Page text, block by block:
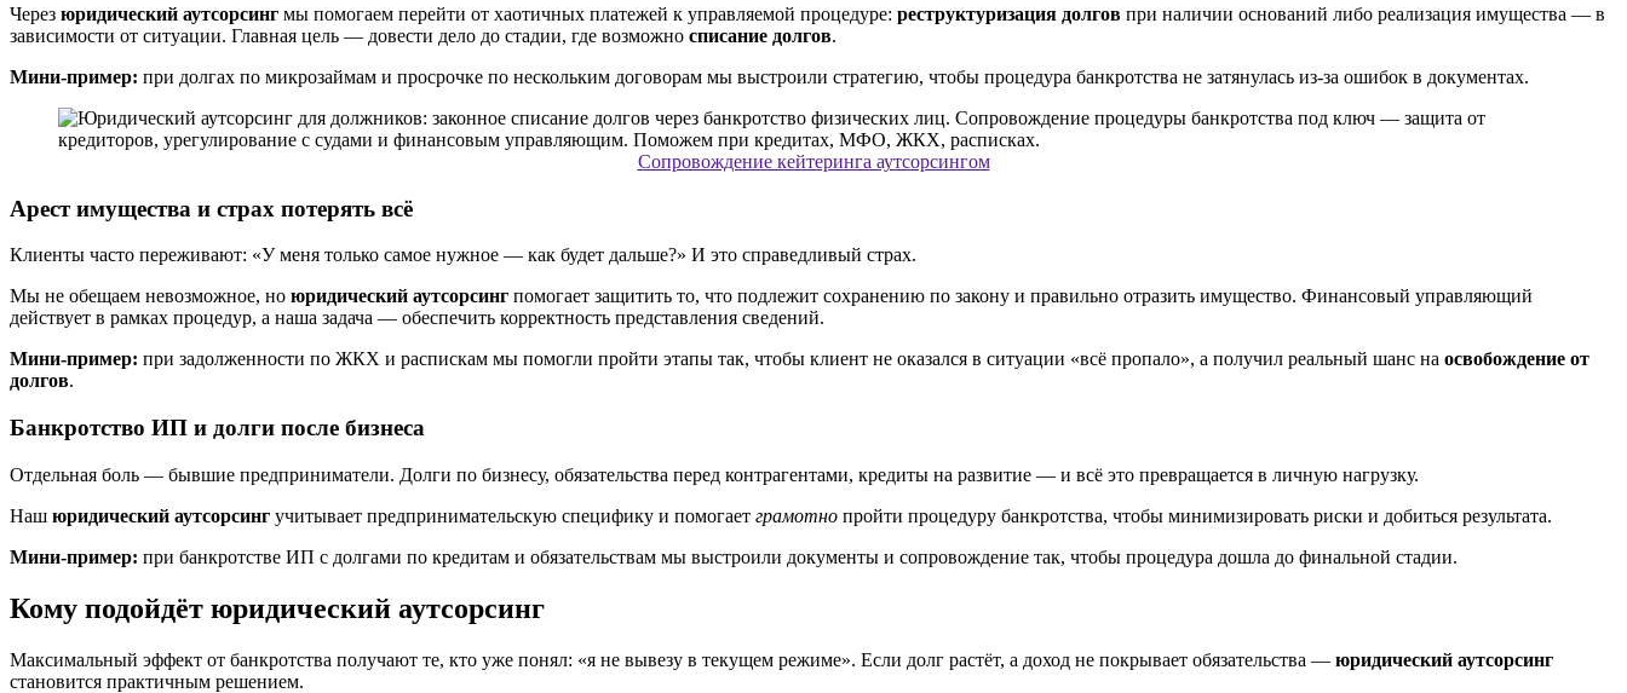
Через юридический аутсорсинг мы помогаем перейти от хаотичных платежей к управляемой процедуре: реструктуризация долгов при наличии оснований либо реализация имущества — в
зависимости от ситуации. Главная цель — довести дело до стадии, где возможно списание долгов.
Мини‑пример: при долгах по микрозаймам и просрочке по нескольким договорам мы выстроили стратегию, чтобы процедура банкротства не затянулась из‑за ошибок в документах.
Сопровождение кейтеринга аутсорсингом
Арест имущества и страх потерять всё
Клиенты часто переживают: «У меня только самое нужное — как будет дальше?» И это справедливый страх.
Мы не обещаем невозможное, но юридический аутсорсинг помогает защитить то, что подлежит сохранению по закону и правильно отразить имущество. Финансовый управляющий
действует в рамках процедур, а наша задача — обеспечить корректность представления сведений.
Мини‑пример: при задолженности по ЖКХ и распискам мы помогли пройти этапы так, чтобы клиент не оказался в ситуации «всё пропало», а получил реальный шанс на освобождение от
долгов.
Банкротство ИП и долги после бизнеса
Отдельная боль — бывшие предприниматели. Долги по бизнесу, обязательства перед контрагентами, кредиты на развитие — и всё это превращается в личную нагрузку.
Наш юридический аутсорсинг учитывает предпринимательскую специфику и помогает грамотно пройти процедуру банкротства, чтобы минимизировать риски и добиться результата.
Мини‑пример: при банкротстве ИП с долгами по кредитам и обязательствам мы выстроили документы и сопровождение так, чтобы процедура дошла до финальной стадии.
Кому подойдёт юридический аутсорсинг
Максимальный эффект от банкротства получают те, кто уже понял: «я не вывезу в текущем режиме». Если долг растёт, а доход не покрывает обязательства — юридический аутсорсинг
становится практичным решением.